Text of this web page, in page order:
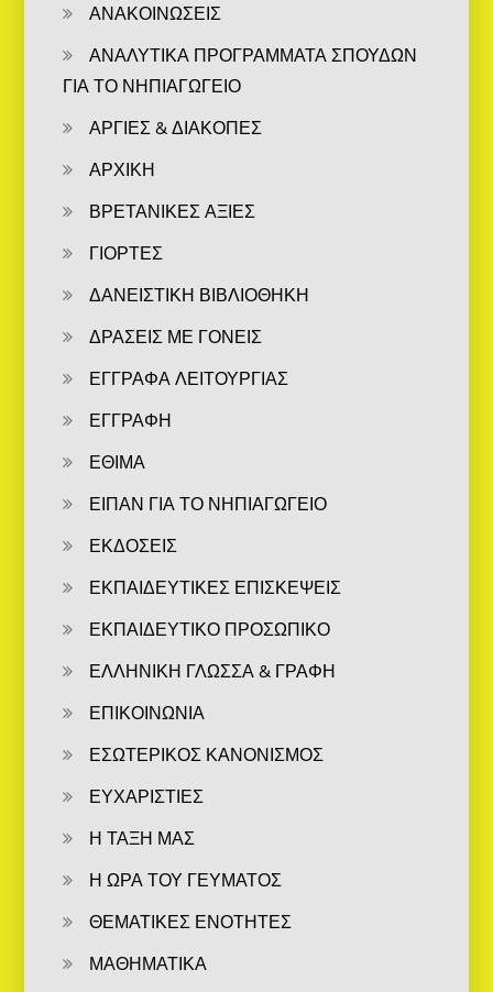
ΑΝΑΚΟΙΝΩΣΕΙΣ
ΑΝΑΛΥΤΙΚΑ ΠΡΟΓΡΑΜΜΑΤΑ ΣΠΟΥΔΩΝ
ΓΙΑ ΤΟ ΝΗΠΙΑΓΩΓΕΙΟ
ΑΡΓΙΕΣ & ΔΙΑΚΟΠΕΣ
ΑΡΧΙΚΗ
ΒΡΕΤΑΝΙΚΕΣ ΑΞΙΕΣ
ΓΙΟΡΤΕΣ
ΔΑΝΕΙΣΤΙΚΗ ΒΙΒΛΙΟΘΗΚΗ
ΔΡΑΣΕΙΣ ΜΕ ΓΟΝΕΙΣ
ΕΓΓΡΑΦΑ ΛΕΙΤΟΥΡΓΙΑΣ
ΕΓΓΡΑΦΗ
ΕΘΙΜΑ
ΕΙΠΑΝ ΓΙΑ ΤΟ ΝΗΠΙΑΓΩΓΕΙΟ
ΕΚΔΟΣΕΙΣ
ΕΚΠΑΙΔΕΥΤΙΚΕΣ ΕΠΙΣΚΕΨΕΙΣ
ΕΚΠΑΙΔΕΥΤΙΚΟ ΠΡΟΣΩΠΙΚΟ
ΕΛΛΗΝΙΚΗ ΓΛΩΣΣΑ & ΓΡΑΦΗ
ΕΠΙΚΟΙΝΩΝΙΑ
ΕΣΩΤΕΡΙΚΟΣ ΚΑΝΟΝΙΣΜΟΣ
ΕΥΧΑΡΙΣΤΙΕΣ
Η ΤΑΞΗ ΜΑΣ
Η ΩΡΑ ΤΟΥ ΓΕΥΜΑΤΟΣ
ΘΕΜΑΤΙΚΕΣ ΕΝΟΤΗΤΕΣ
ΜΑΘΗΜΑΤΙΚΑ